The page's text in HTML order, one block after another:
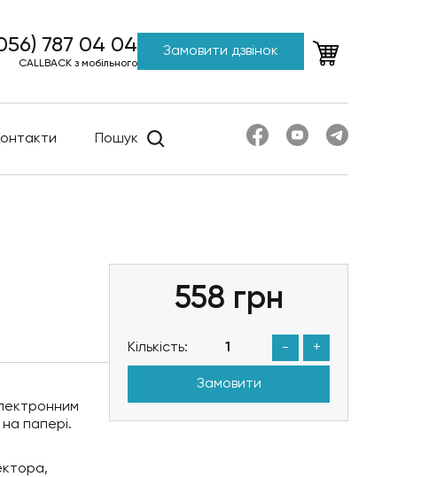
787 04 04
CALLBACK з мобільного
Замовити дзвінок
Пошук
папері.
558 грн
Кількість: - +
Замовити